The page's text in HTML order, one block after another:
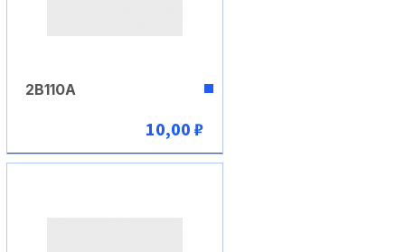
В корзину
2В110А
10,00 ₽